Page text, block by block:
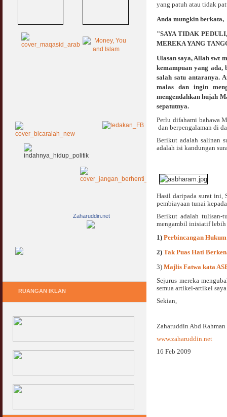
yang patuh atau tidak
Anda mungkin berkata,
"SAYA TIDAK
MEREKA YANG
Ulasan saya, Allah swt
kemampuan yang
salah satu antaranya.
malas dan ingin
mengendahkan hujah
sepatutnya.
Perlu difahami bahawa
dan berpengalaman di
Berikut adalah salinan
adalah isi kandungan
Hasil daripada surat ini,
pembiayaan tunai
Berikut adalah tulisan-
mengambil inisiatif lebih
1) Perbincangan Hukum
2) Tak Puas Hati
3) Majlis Fatwa kata
Sejurus mereka
semua artikel-artikel
Sekian,
Zaharuddin Abd Rahman
www.zaharuddin.net
16 Feb 2009
Zaharuddin.net
RUANGAN IKLAN